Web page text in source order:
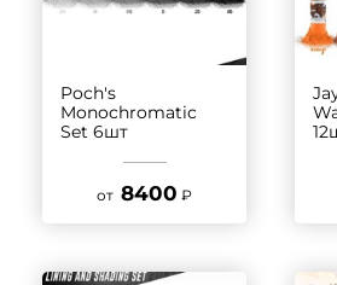
Poch's
Monochromatic
Set 6шт
от 8400 ₽